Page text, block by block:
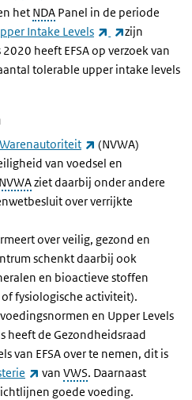
external)
het NDA Panel in de periode
Intake Levels (link is external)
(link is
zijn
2020 heeft EFSA op verzoek van
tolerable upper intake levels
(link is external)
(NVWA)
van voedsel en
NVWAziet daarbij onder andere
over verrijkte
is external)over veilig, gezond en
schenkt daarbij ook
en bioactieve stoffen
fysiologische activiteit).
external) en Upper Levels
heeft de Gezondheidsraad
van EFSA over te nemen, dit is
(link is external)
vanVWS. Daarnaast
goede voeding.